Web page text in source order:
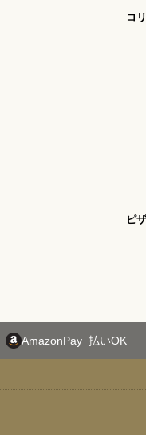
コ
ピ
AmazonPay 払いOK